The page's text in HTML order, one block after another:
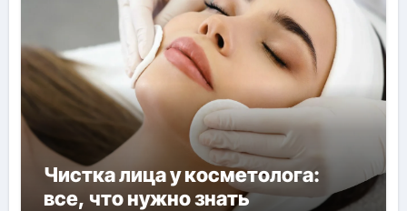
Чистка лица у косметолога:
все, что нужно знать